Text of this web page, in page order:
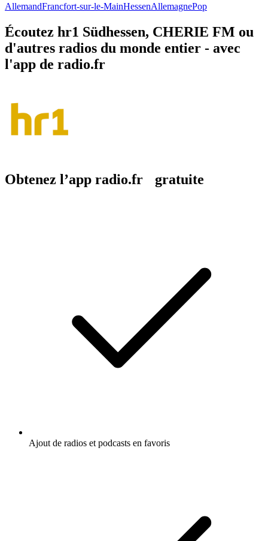
AllemandFrancfort-sur-le-MainHessenAllemagnePop
Écoutez hr1 Südhessen, CHERIE FM ou
d'autres radios du monde entier - avec
l'app de radio.fr
Obtenez l’app radio.fr gratuite
Ajout de radios et podcasts en favoris